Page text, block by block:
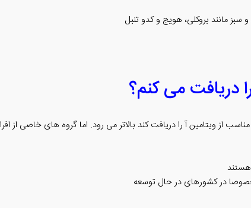
مانند بروکلی، هویج و کدو تنبل
دریافت می کنم؟
از ویتامین آ را دریافت کند بالاتر می رود. اما گروه های خاصی
در کشورهای در حال توسعه